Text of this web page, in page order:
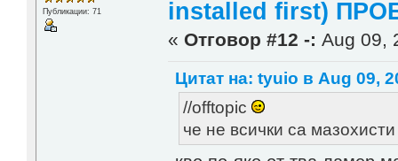
Публикации: 71
installed first)
« Отговор #12 -: Aug 09,
Цитат на: tyuio в Aug 09,
//offtopic
че не всички са